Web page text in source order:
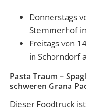
Donnerstags
Stemmerhof
Freitags von
in Schorndorf
Pasta Traum –
schweren Grana
Dieser Foodtruck